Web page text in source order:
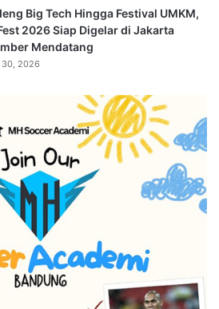
Big Tech Hingga Festival UMKM,
2026 Siap Digelar di Jakarta
Mendatang
30, 2026